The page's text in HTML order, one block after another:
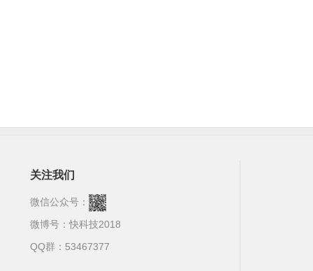
关注我们
微信公众号：
微博号：快科技2018
QQ群：53467377